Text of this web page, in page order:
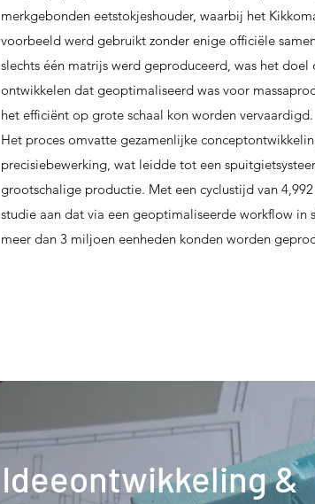
merkgebonden eetstokjeshouder, waarbij het
voorbeeld werd gebruikt zonder enige officiële
slechts één matrijs werd geproduceerd, was het
ontwikkelen dat geoptimaliseerd was voor
het efficiënt op grote schaal kon worden vervaardigd.
Het proces omvatte gezamenlijke
precisiebewerking, wat leidde tot een
grootschalige productie. Met een cyclustijd van
studie aan dat via een geoptimaliseerde workflow in
meer dan 3 miljoen eenheden konden worden
Ideeontwikkeling &